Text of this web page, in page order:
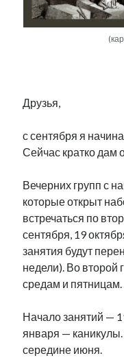
Фотографии
Экономика
Метки
radio narva
ансиппиада
в поисках здравого смысла
евросоюз интервью
катри райк кая каллас
нацменьшинства
памятники парад
подкаст
рийгикогу россия
русскоязычное
т.х. ильвес танк
Друзья,
с сентября я
Сейчас кратко
Вечерних групп с
которые открыт
встречаться по
сентября, 19
занятия будут
недели). Во второй
средам и пятницам.
Начало занятий —
января —
середине июня.